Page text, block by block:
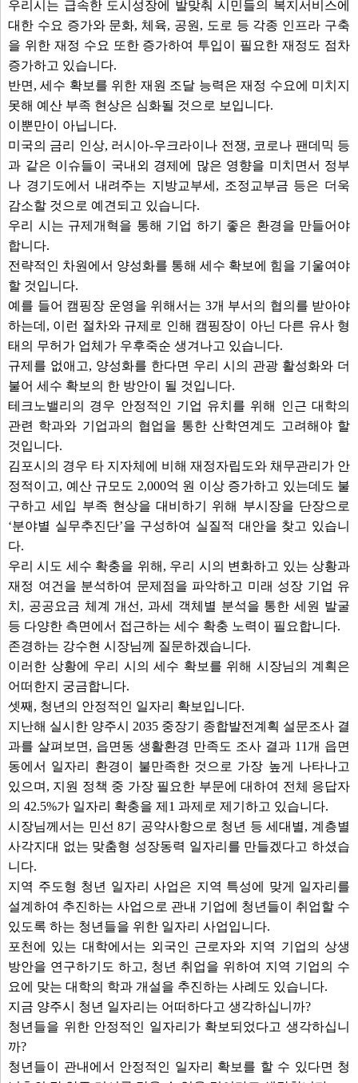
우리시는 급속한 도시성장에 발맞춰 시민들의 복지서비스에
대한 수요 증가와 문화, 체육, 공원, 도로 등 각종 인프라 구축
을 위한 재정 수요 또한 증가하여 투입이 필요한 재정도 점차
증가하고 있습니다.
반면, 세수 확보를 위한 재원 조달 능력은 재정 수요에 미치지
못해 예산 부족 현상은 심화될 것으로 보입니다.
이뿐만이 아닙니다.
미국의 금리 인상, 러시아-우크라이나 전쟁, 코로나 팬데믹 등
과 같은 이슈들이 국내외 경제에 많은 영향을 미치면서 정부
나 경기도에서 내려주는 지방교부세, 조정교부금 등은 더욱
감소할 것으로 예견되고 있습니다.
우리 시는 규제개혁을 통해 기업 하기 좋은 환경을 만들어야
합니다.
전략적인 차원에서 양성화를 통해 세수 확보에 힘을 기울여야
할 것입니다.
예를 들어 캠핑장 운영을 위해서는 3개 부서의 협의를 받아야
하는데, 이런 절차와 규제로 인해 캠핑장이 아닌 다른 유사 형
태의 무허가 업체가 우후죽순 생겨나고 있습니다.
규제를 없애고, 양성화를 한다면 우리 시의 관광 활성화와 더
불어 세수 확보의 한 방안이 될 것입니다.
테크노밸리의 경우 안정적인 기업 유치를 위해 인근 대학의
관련 학과와 기업과의 협업을 통한 산학연계도 고려해야 할
것입니다.
김포시의 경우 타 지자체에 비해 재정자립도와 채무관리가 안
정적이고, 예산 규모도 2,000억 원 이상 증가하고 있는데도 불
구하고 세입 부족 현상을 대비하기 위해 부시장을 단장으로
‘분야별 실무추진단’을 구성하여 실질적 대안을 찾고 있습니
다.
우리 시도 세수 확충을 위해, 우리 시의 변화하고 있는 상황과
재정 여건을 분석하여 문제점을 파악하고 미래 성장 기업 유
치, 공공요금 체계 개선, 과세 객체별 분석을 통한 세원 발굴
등 다양한 측면에서 접근하는 세수 확충 노력이 필요합니다.
존경하는 강수현 시장님께 질문하겠습니다.
이러한 상황에 우리 시의 세수 확보를 위해 시장님의 계획은
어떠한지 궁금합니다.
셋째, 청년의 안정적인 일자리 확보입니다.
지난해 실시한 양주시 2035 중장기 종합발전계획 설문조사 결
과를 살펴보면, 읍면동 생활환경 만족도 조사 결과 11개 읍면
동에서 일자리 환경이 불만족한 것으로 가장 높게 나타나고
있으며, 지원 정책 중 가장 필요한 부문에 대하여 전체 응답자
의 42.5%가 일자리 확충을 제1 과제로 제기하고 있습니다.
시장님께서는 민선 8기 공약사항으로 청년 등 세대별, 계층별
사각지대 없는 맞춤형 성장동력 일자리를 만들겠다고 하셨습
니다.
지역 주도형 청년 일자리 사업은 지역 특성에 맞게 일자리를
설계하여 추진하는 사업으로 관내 기업에 청년들이 취업할 수
있도록 하는 청년들을 위한 일자리 사업입니다.
포천에 있는 대학에서는 외국인 근로자와 지역 기업의 상생
방안을 연구하기도 하고, 청년 취업을 위하여 지역 기업의 수
요에 맞는 대학의 학과 개설을 추진하는 사례도 있습니다.
지금 양주시 청년 일자리는 어떠하다고 생각하십니까?
청년들을 위한 안정적인 일자리가 확보되었다고 생각하십니
까?
청년들이 관내에서 안정적인 일자리 확보를 할 수 있다면 청